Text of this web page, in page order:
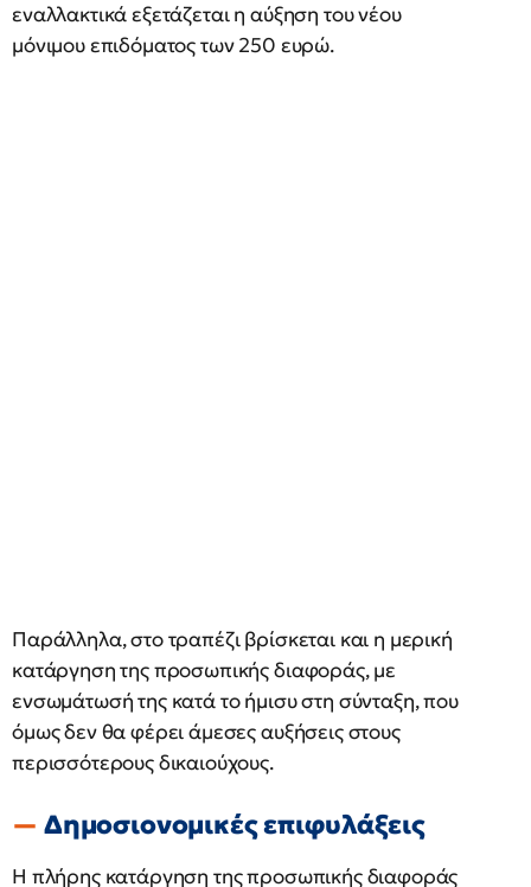
εναλλακτικά εξετάζεται η αύξηση του νέου
μόνιμου επιδόματος των 250 ευρώ.
Παράλληλα, στο τραπέζι βρίσκεται και η μερική
κατάργηση της προσωπικής διαφοράς, με
ενσωμάτωσή της κατά το ήμισυ στη σύνταξη, που
όμως δεν θα φέρει άμεσες αυξήσεις στους
περισσότερους δικαιούχους.
Δημοσιονομικές επιφυλάξεις
Η πλήρης κατάργηση της προσωπικής διαφοράς